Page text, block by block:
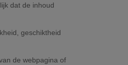
dat de inhoud
geschiktheid
de webpagina of